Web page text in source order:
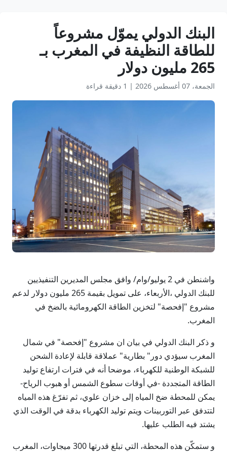
البنك الدولي يموّل مشروعاً
للطاقة النظيفة في المغرب بـ
265 مليون دولار
الجمعة، 07 أغسطس 2026 | 1 دقيقة قراءة
واشنطن في 2 يوليو/وام/ وافق مجلس المديرين التنفيذيين
للبنك الدولي ،الأربعاء، على تمويل بقيمة 265 مليون دولار لدعم
مشروع "إفحصة" لتخزين الطاقة الكهرومائية بالضخ في
المغرب.
و ذكر البنك الدولي في بيان ان ​مشروع "إفحصة" في شمال
المغرب سيؤدي دور" بطارية" عملاقة قابلة لإعادة الشحن
للشبكة الوطنية للكهرباء، موضحا أنه في فترات ارتفاع توليد
الطاقة المتجددة -في أوقات سطوع الشمس أو هبوب الرياح-
يمكن للمحطة ضخ المياه إلى خزان علوي، ثم تفرّغ هذه المياه
لتتدفق عبر التوربينات ‌ويتم توليد ⁠الكهرباء بدقة في الوقت الذي
يشتد فيه الطلب عليها.
و ستمكّن هذه المحطة، التي تبلغ قدرتها 300 ميجاوات، المغرب